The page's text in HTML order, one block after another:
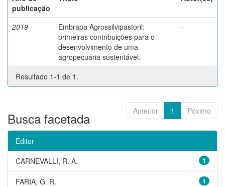
publicação
2019
Embrapa Agrossilvipastoril:
primeiras contribuições para o
desenvolvimento de uma
agropecuária sustentável.
-
Resultado 1-1 de 1.
Anterior 1 Póximo
Busca facetada
Editor
1
CARNEVALLI, R. A.
1
FARIA, G. R.